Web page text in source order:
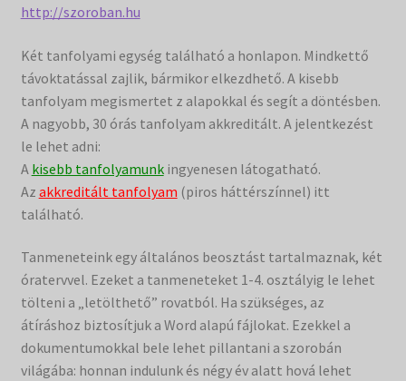
http://szoroban.hu
Két tanfolyami egység található a honlapon. Mindkettő
távoktatással zajlik, bármikor elkezdhető. A kisebb
tanfolyam megismertet z alapokkal és segít a döntésben.
A nagyobb, 30 órás tanfolyam akkreditált. A jelentkezést
le lehet adni:
A kisebb tanfolyamunkingyenesen látogatható.
Az akkreditált tanfolyam (piros háttérszínnel) itt
található.
Tanmeneteink egy általános beosztást tartalmaznak, két
óratervvel. Ezeket a tanmeneteket 1-4. osztályig le lehet
tölteni a „letölthető” rovatból. Ha szükséges, az
átíráshoz biztosítjuk a Word alapú fájlokat. Ezekkel a
dokumentumokkal bele lehet pillantani a szorobán
világába: honnan indulunk és négy év alatt hová lehet